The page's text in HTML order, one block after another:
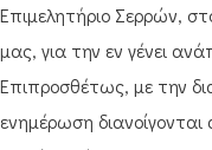
Επιμελητήριο Σερρών,
μας, για την εν γένει
Επιπροσθέτως, με την
ενημέρωση